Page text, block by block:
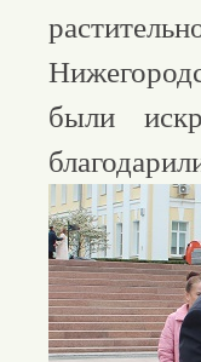
были